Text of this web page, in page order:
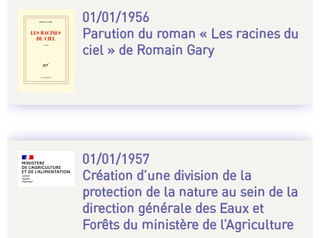
01/01/1956
Parution du roman « Les racines du
ciel » de Romain Gary
01/01/1957
Création d’une division de la
protection de la nature au sein de la
direction générale des Eaux et
Forêts du ministère de l’Agriculture